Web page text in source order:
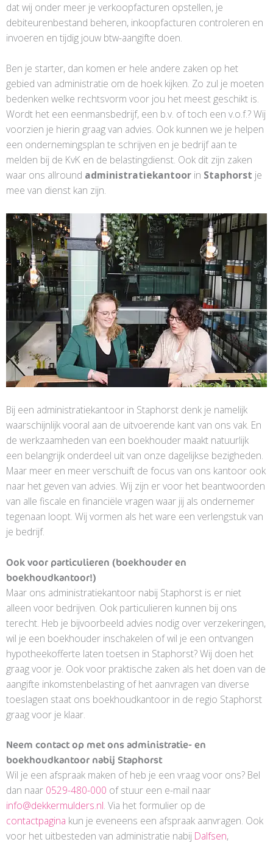
dat wij onder meer je verkoopfacturen opstellen, je
debiteurenbestand beheren, inkoopfacturen controleren en
invoeren en tijdig jouw btw-aangifte doen.
Ben je starter, dan komen er hele andere zaken op het
gebied van administratie om de hoek kijken. Zo zul je moeten
bedenken welke rechtsvorm voor jou het meest geschikt is.
Wordt het een eenmansbedrijf, een b.v. of toch een v.o.f.? Wij
voorzien je hierin graag van advies. Ook kunnen we je helpen
een ondernemingsplan te schrijven en je bedrijf aan te
melden bij de KvK en de belastingdienst. Ook dit zijn zaken
waar ons allround administratiekantoor in Staphorst je
mee van dienst kan zijn.
Bij een administratiekantoor in Staphorst denk je namelijk
waarschijnlijk vooral aan de uitvoerende kant van ons vak. En
de werkzaamheden van een boekhouder maakt natuurlijk
een belangrijk onderdeel uit van onze dagelijkse bezigheden.
Maar meer en meer verschuift de focus van ons kantoor ook
naar het geven van advies. Wij zijn er voor het beantwoorden
van alle fiscale en financiële vragen waar jij als ondernemer
tegenaan loopt. Wij vormen als het ware een verlengstuk van
je bedrijf.
Ook voor particulieren (boekhouder en
boekhoudkantoor!)
Maar ons administratiekantoor nabij Staphorst is er niet
alleen voor bedrijven. Ook particulieren kunnen bij ons
terecht. Heb je bijvoorbeeld advies nodig over verzekeringen,
wil je een boekhouder inschakelen of wil je een ontvangen
hypotheekofferte laten toetsen in Staphorst? Wij doen het
graag voor je. Ook voor praktische zaken als het doen van de
aangifte inkomstenbelasting of het aanvragen van diverse
toeslagen staat ons boekhoudkantoor in de regio Staphorst
graag voor je klaar.
Neem contact op met ons administratie- en
boekhoudkantoor nabij Staphorst
Wil je een afspraak maken of heb je een vraag voor ons? Bel
dan naar 0529-480-000 of stuur een e-mail naar
info@dekkermulders.nl. Via het formulier op de
contactpagina kun je eveneens een afspraak aanvragen. Ook
voor het uitbesteden van administratie nabij Dalfsen,